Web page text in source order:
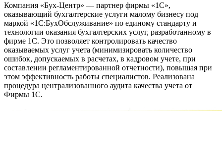
Компания «Бух-Центр» — партнер фирмы «1С»,
оказывающий бухгалтерские услуги малому бизнесу под
маркой «1С:БухОбслуживание» по единому стандарту и
технологии оказания бухгалтерских услуг, разработанному в
фирме 1С. Это позволяет контролировать качество
оказываемых услуг учета (минимизировать количество
ошибок, допускаемых в расчетах, в кадровом учете, при
составлении регламентированной отчетности), повышая при
этом эффективность работы специалистов. Реализована
процедура централизованного аудита качества учета от
Фирмы 1С.